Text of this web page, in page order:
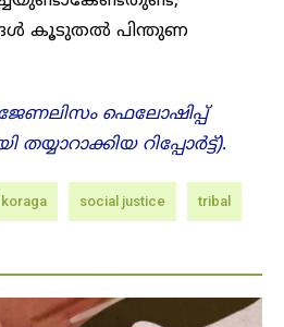
കൂടുതൽ പിന്തുണ
ഫെലോഷിപ്പ്
തയ്യാറാക്കിയ റിപ്പോർട്ട്).
koraga social justice tribal